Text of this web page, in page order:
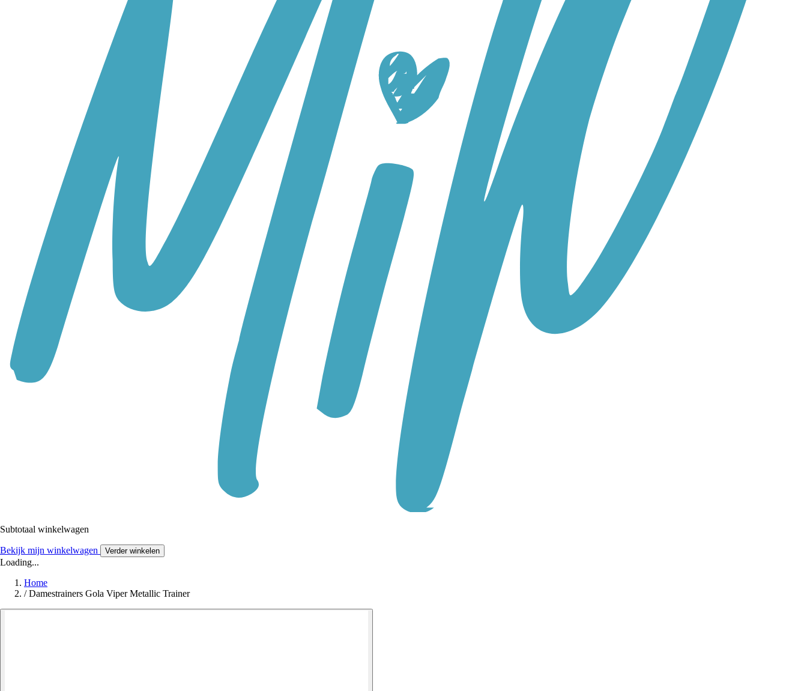
Subtotaal winkelwagen
Bekijk mijn winkelwagen Verder winkelen
Loading...
Home
/ Damestrainers Gola Viper Metallic Trainer